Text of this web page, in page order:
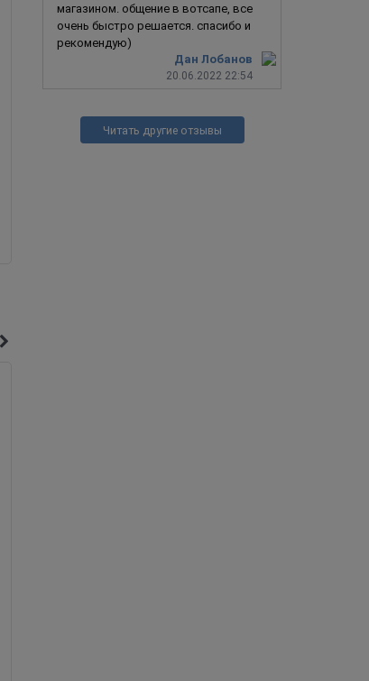
Слипкнот / Slipknot)
Дан Лобанов
20.06.2022 22:54
магазином. общение в вотсапе, все
очень быстро решается. спасибо и
рекомендую)
Читать другие отзывы